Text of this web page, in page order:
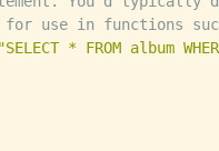
use in functions
"SELECT * FROM album